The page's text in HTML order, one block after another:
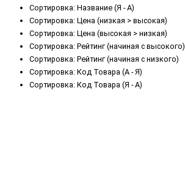
Сортировка: Название (Я - А)
Сортировка: Цена (низкая > высокая)
Сортировка: Цена (высокая > низкая)
Сортировка: Рейтинг (начиная с высокого)
Сортировка: Рейтинг (начиная с низкого)
Сортировка: Код Товара (А - Я)
Сортировка: Код Товара (Я - А)